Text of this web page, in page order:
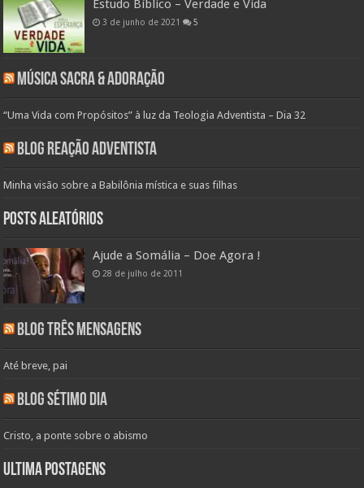
Estudo Bíblico – Verdade e Vida
3 de junho de 2021 5
Música Sacra & Adoração
“Uma Vida com Propósitos” à luz da Teologia Adventista – Dia 32
Blog Reação Adventista
Minha visão sobre a Babilônia mística e suas filhas
Posts aleatórios
Ajude a Somália – Doe Agora !
28 de julho de 2011
Blog Três Mensagens
Até breve, pai
Blog Sétimo Dia
Cristo, a ponte sobre o abismo
Ultima Postagens